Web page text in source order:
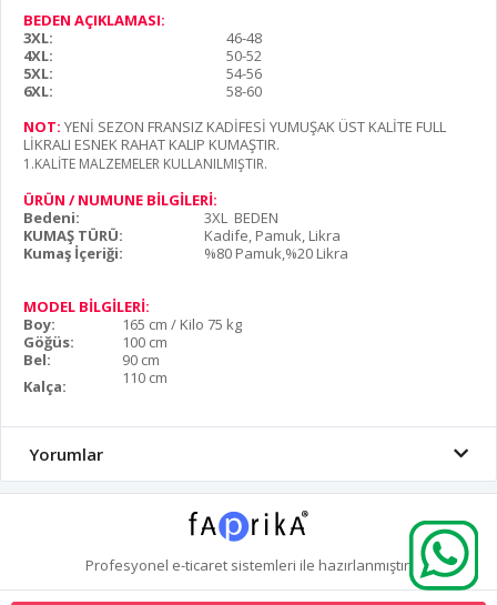
BEDEN AÇIKLAMASI:
3XL:
46-48
4XL:
50-52
5XL:
54-56
6XL:
58-60
NOT: YENİ SEZON FRANSIZ KADİFESİ YUMUŞAK ÜST KALİTE FULL
LİKRALI ESNEK RAHAT KALIP KUMAŞTIR.
1.KALİTE MALZEMELER KULLANILMIŞTIR.
ÜRÜN / NUMUNE BİLGİLERİ:
Bedeni:
3XL BEDEN
KUMAŞ TÜRÜ:
Kadife, Pamuk, Likra
Kumaş İçeriği:
%80 Pamuk,%20 Likra
MODEL BİLGİLERİ:
Boy:
165 cm / Kilo 75 kg
Göğüs:
100 cm
Bel:
90 cm
Kalça:
110 cm
Yorumlar
Profesyonel e-ticaretsistemleri ile hazırlanmıştır.